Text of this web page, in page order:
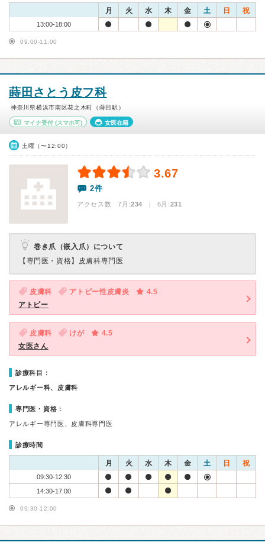
月 火 水 木 金 土 日 祝
13:00-18:00
09:00-11:00
蒔田さとう皮フ科
神奈川県横浜市南区花之木町（蒔田駅）
マイナ受付 (スマホ可) 女医在籍
土曜（〜12:00）
3.67
2件
アクセス数 7月:234 | 6月:231
巻き爪（嵌入爪）について
【専門医・資格】 皮膚科専門医
皮膚科 アトピー性皮膚炎
4.5
アトピー
皮膚科 けが
4.5
女医さん
診療科目：
アレルギー科、皮膚科
専門医・資格：
アレルギー専門医、皮膚科専門医
診療時間
月 火 水 木 金 土 日 祝
09:30-12:30
14:30-17:00
09:30-12:00